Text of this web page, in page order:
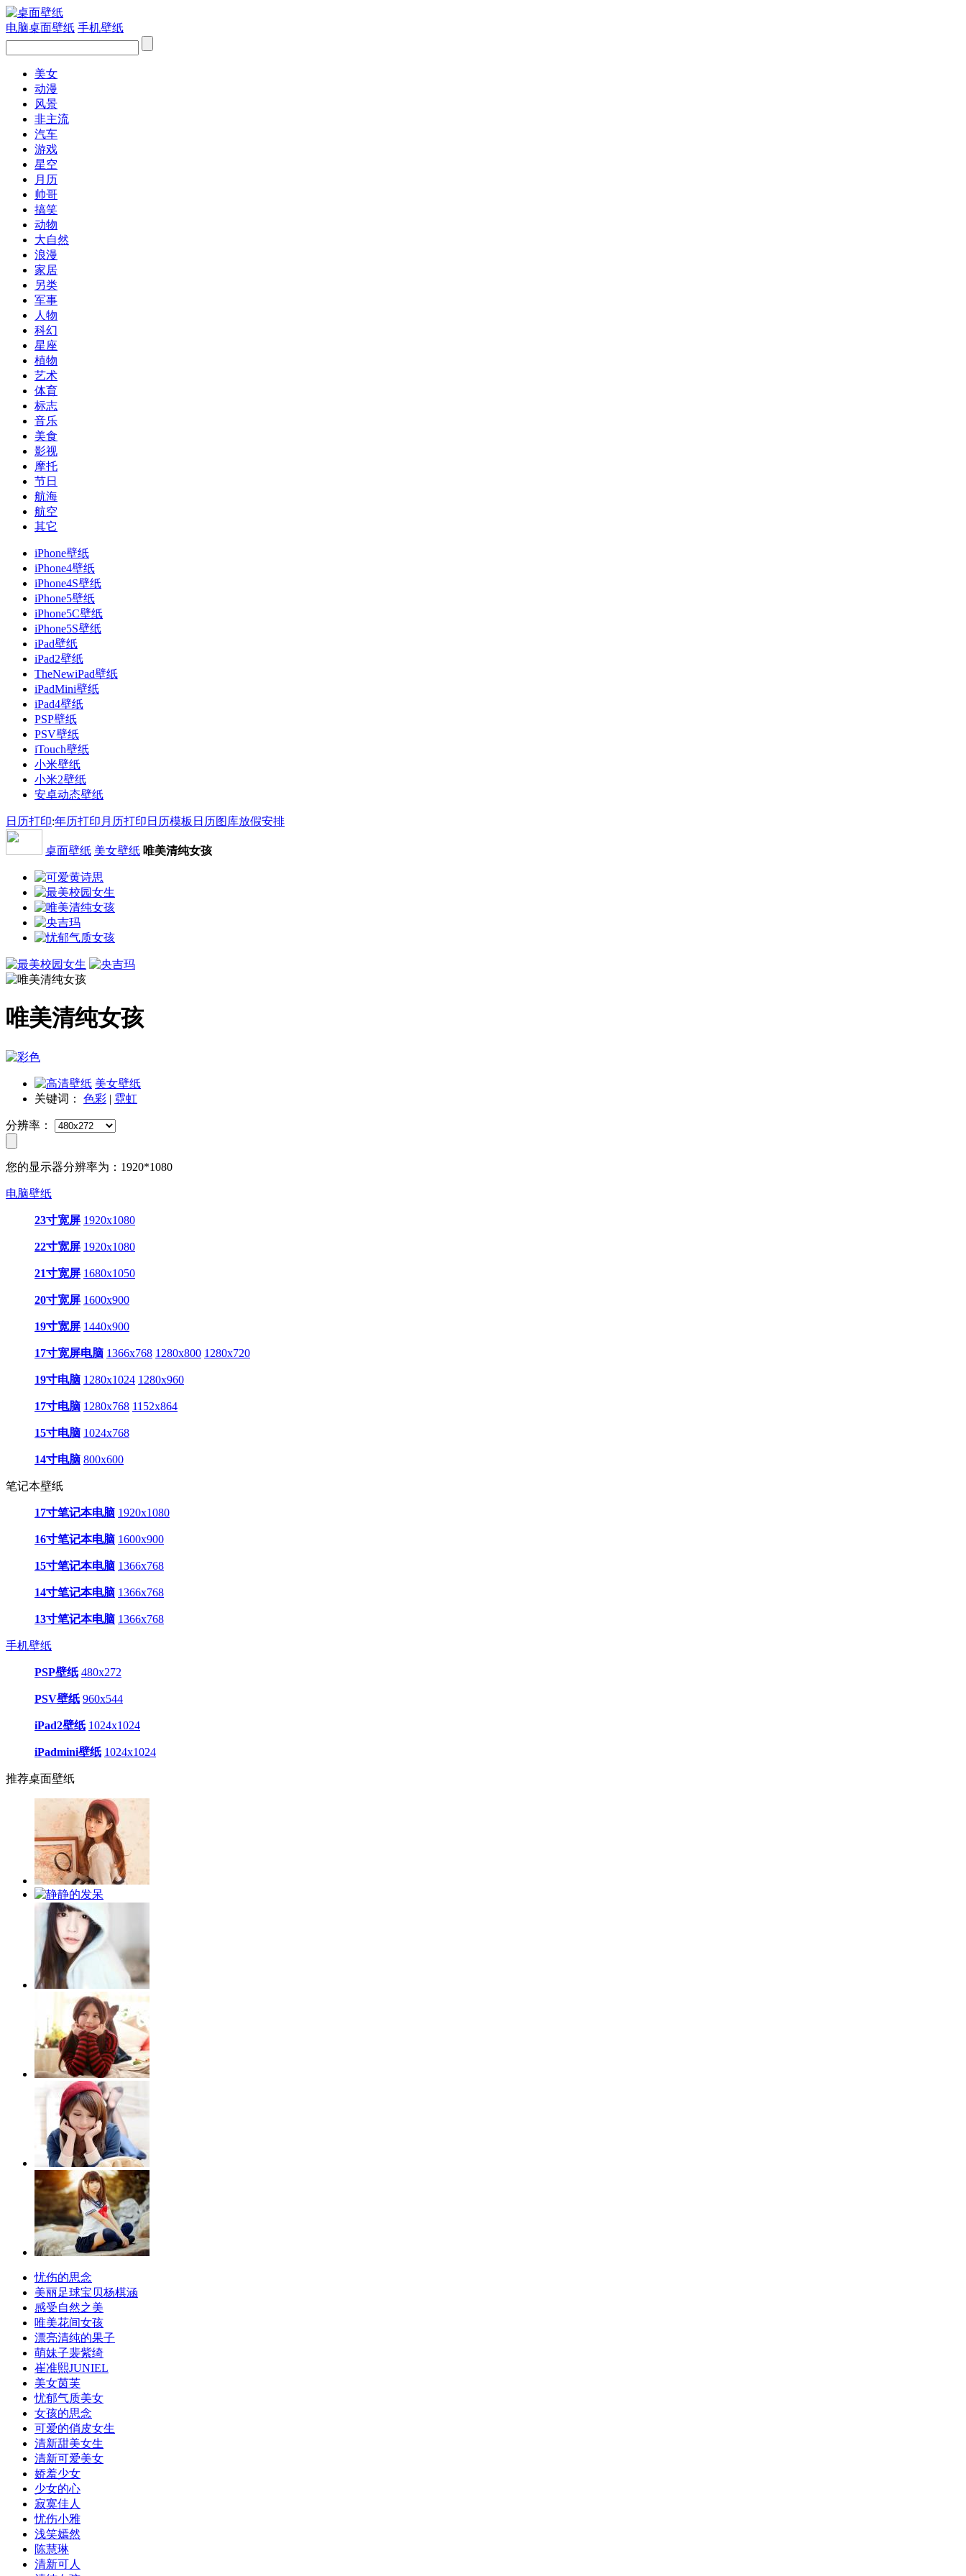
电脑桌面壁纸 手机壁纸
美女
动漫
风景
非主流
汽车
游戏
星空
月历
帅哥
搞笑
动物
大自然
浪漫
家居
另类
军事
人物
科幻
星座
植物
艺术
体育
标志
音乐
美食
影视
摩托
节日
航海
航空
其它
iPhone壁纸
iPhone4壁纸
iPhone4S壁纸
iPhone5壁纸
iPhone5C壁纸
iPhone5S壁纸
iPad壁纸
iPad2壁纸
TheNewiPad壁纸
iPadMini壁纸
iPad4壁纸
PSP壁纸
PSV壁纸
iTouch壁纸
小米壁纸
小米2壁纸
安卓动态壁纸
日历打印:年历打印 月历打印 日历模板 日历图库放假安排
桌面壁纸 美女壁纸 唯美清纯女孩
唯美清纯女孩
美女壁纸
关键词： 色彩 | 霓虹
分辨率：
您的显示器分辨率为： 1920*1080
电脑壁纸
23寸宽屏 1920x1080
22寸宽屏 1920x1080
21寸宽屏 1680x1050
20寸宽屏 1600x900
19寸宽屏 1440x900
17寸宽屏电脑 1366x768 1280x800 1280x720
19寸电脑 1280x1024 1280x960
17寸电脑 1280x768 1152x864
15寸电脑 1024x768
14寸电脑 800x600
笔记本壁纸
17寸笔记本电脑 1920x1080
16寸笔记本电脑 1600x900
15寸笔记本电脑 1366x768
14寸笔记本电脑 1366x768
13寸笔记本电脑 1366x768
手机壁纸
PSP壁纸 480x272
PSV壁纸 960x544
iPad2壁纸 1024x1024
iPadmini壁纸 1024x1024
推荐桌面壁纸
忧伤的思念
美丽足球宝贝杨棋涵
感受自然之美
唯美花间女孩
漂亮清纯的果子
萌妹子裴紫绮
崔准熙JUNIEL
美女茵芙
忧郁气质美女
女孩的思念
可爱的俏皮女生
清新甜美女生
清新可爱美女
娇羞少女
少女的心
寂寞佳人
忧伤小雅
浅笑嫣然
陈慧琳
清新可人